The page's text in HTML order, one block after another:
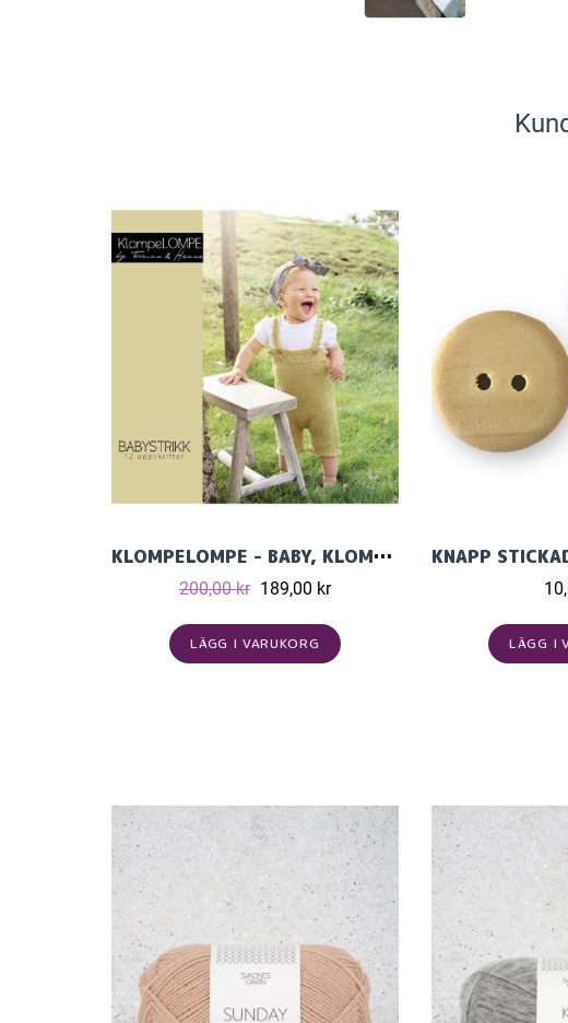
KLOMPELOMPE - BABY, KLOMPELOMPE STICKMÖNSTERKATALOG BABY I KLOMPELOMPE MERINOULL
200,00 kr 189,00 kr
LÄGG I VARUKORG LÄGG I